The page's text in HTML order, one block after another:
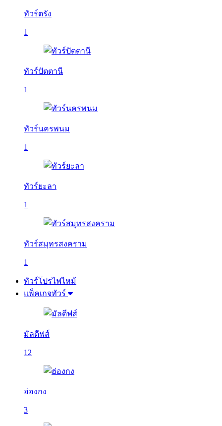
ทัวร์ตรัง
1
ทัวร์ปัตตานี
1
ทัวร์นครพนม
1
ทัวร์ยะลา
1
ทัวร์สมุทรสงคราม
1
ทัวร์โปรไฟไหม้
แพ็คเกจทัวร์
มัลดีฟส์
12
ฮ่องกง
3